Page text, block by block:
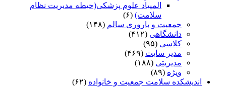
المپیاد علوم پزشکی(حیطه مدیریت نظام
سلامت) (۶)
جمعیت و باروری سالم (۱۴۸)
دانشگاهی (۴۱۲)
کلاسی (۹۵)
مدیر سایت (۴۶۹)
مدیریتی (۱۸۸)
ویژه (۸۹)
اندیشکده سلامت جمعیت و خانواده (۶۲)